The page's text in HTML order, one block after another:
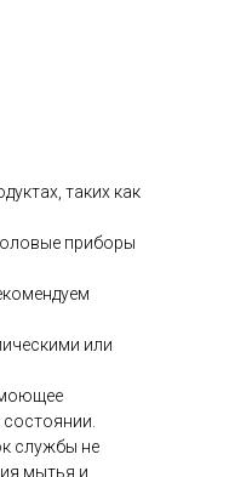
таких как
приборы
или
службы не
мытья и